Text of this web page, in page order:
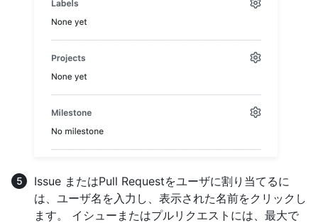
Issue またはPull Requestをユーザに割り当てるに
は、ユーザ名を入力し、表示された名前をクリックし
ます。 イシューまたはプルリクエストには、最大で